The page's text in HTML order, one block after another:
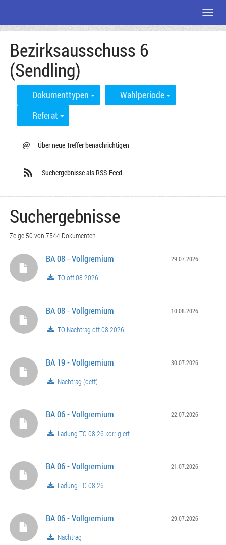
Seiteninhalt
Bezirksausschuss 6
(Sendling)
Dokumenttypen
Wahlperiode
Referat
@ Über neue Treffer benachrichtigen
Suchergebnisse als RSS-Feed
Suchergebnisse
Zeige 50 von 7544 Dokumenten
29.07.2026
BA 08 - Vollgremium
TO öff 08-2026
10.08.2026
BA 08 - Vollgremium
TO-Nachtrag öff 08-2026
30.07.2026
BA 19 - Vollgremium
Nachtrag (oeff)
22.07.2026
BA 06 - Vollgremium
Ladung TO 08-26 korrigiert
21.07.2026
BA 06 - Vollgremium
Ladung TO 08-26
29.07.2026
BA 06 - Vollgremium
Nachtrag